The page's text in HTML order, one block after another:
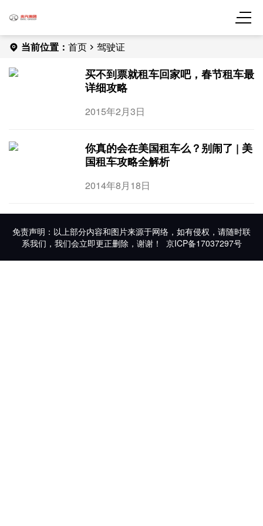
当前位置： 首页 驾驶证
买不到票就租车回家吧，春节租车最
详细攻略
2015年2月3日
你真的会在美国租车么？别闹了 | 美
国租车攻略全解析
2014年8月18日
免责声明：以上部分内容和图片来源于网络，如有侵权，请随时联
系我们，我们会立即更正删除，谢谢！ 京ICP备17037297号